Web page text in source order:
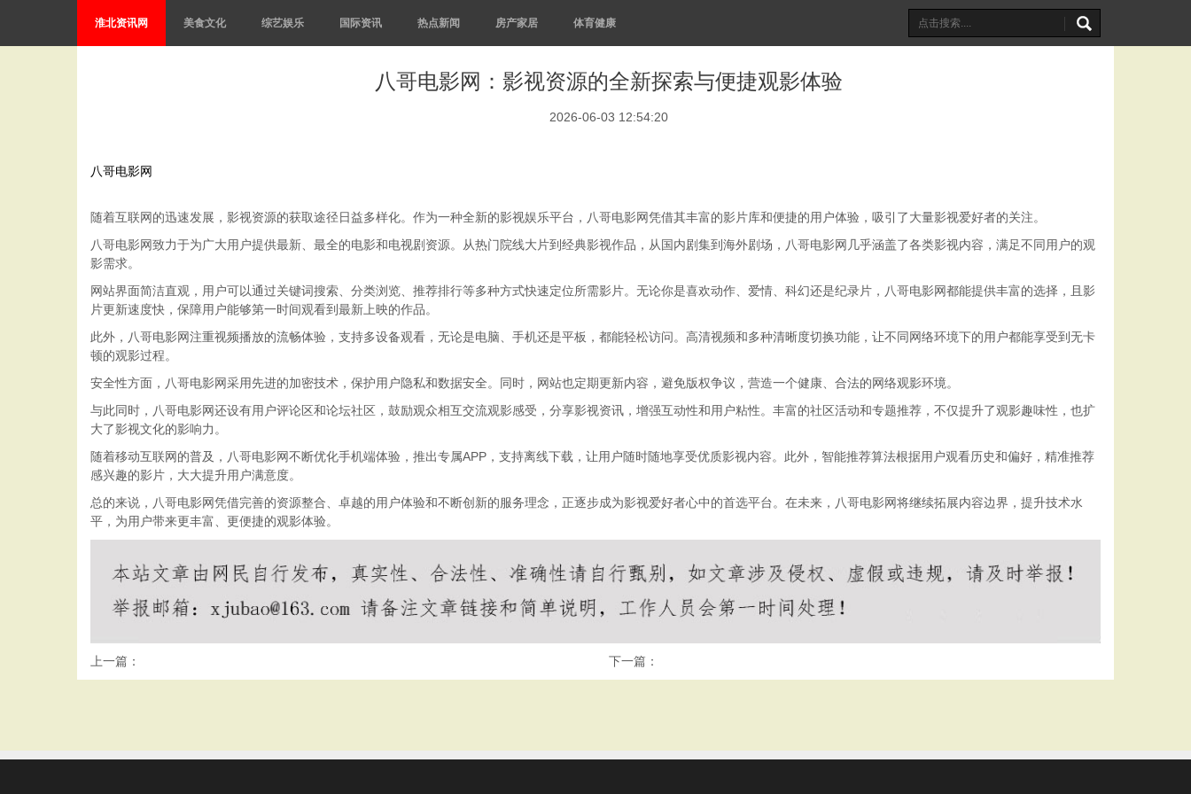
淮北资讯网 美食文化 综艺娱乐 国际资讯 热点新闻 房产家居 体育健康
八哥电影网：影视资源的全新探索与便捷观影体验
2026-06-03 12:54:20
八哥电影网
随着互联网的迅速发展，影视资源的获取途径日益多样化。作为一种全新的影视娱乐平台，八哥电影网凭借其丰富的影片库和便捷的用户体验，吸引了大量影视爱好者的关注。
八哥电影网致力于为广大用户提供最新、最全的电影和电视剧资源。从热门院线大片到经典影视作品，从国内剧集到海外剧场，八哥电影网几乎涵盖了各类影视内容，满足不同用户的观
影需求。
网站界面简洁直观，用户可以通过关键词搜索、分类浏览、推荐排行等多种方式快速定位所需影片。无论你是喜欢动作、爱情、科幻还是纪录片，八哥电影网都能提供丰富的选择，且影
片更新速度快，保障用户能够第一时间观看到最新上映的作品。
此外，八哥电影网注重视频播放的流畅体验，支持多设备观看，无论是电脑、手机还是平板，都能轻松访问。高清视频和多种清晰度切换功能，让不同网络环境下的用户都能享受到无卡
顿的观影过程。
安全性方面，八哥电影网采用先进的加密技术，保护用户隐私和数据安全。同时，网站也定期更新内容，避免版权争议，营造一个健康、合法的网络观影环境。
与此同时，八哥电影网还设有用户评论区和论坛社区，鼓励观众相互交流观影感受，分享影视资讯，增强互动性和用户粘性。丰富的社区活动和专题推荐，不仅提升了观影趣味性，也扩
大了影视文化的影响力。
随着移动互联网的普及，八哥电影网不断优化手机端体验，推出专属APP，支持离线下载，让用户随时随地享受优质影视内容。此外，智能推荐算法根据用户观看历史和偏好，精准推荐
感兴趣的影片，大大提升用户满意度。
总的来说，八哥电影网凭借完善的资源整合、卓越的用户体验和不断创新的服务理念，正逐步成为影视爱好者心中的首选平台。在未来，八哥电影网将继续拓展内容边界，提升技术水
平，为用户带来更丰富、更便捷的观影体验。
上一篇： 下一篇：